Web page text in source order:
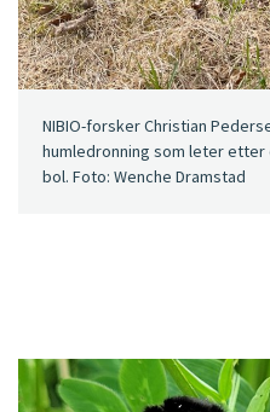
NIBIO-forsker Christian
humledronning som leter
bol. Foto: Wenche Dramstad